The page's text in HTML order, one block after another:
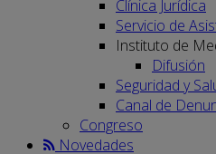
Clínica Jurídica
Servicio de
Instituto de
Difusión
Seguridad y
Canal de
Congreso
Novedades